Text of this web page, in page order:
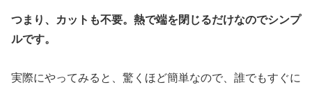
つまり、カットも不要。熱で端を閉じるだけなのでシンプ
ルです。
実際にやってみると、驚くほど簡単なので、誰でもすぐに